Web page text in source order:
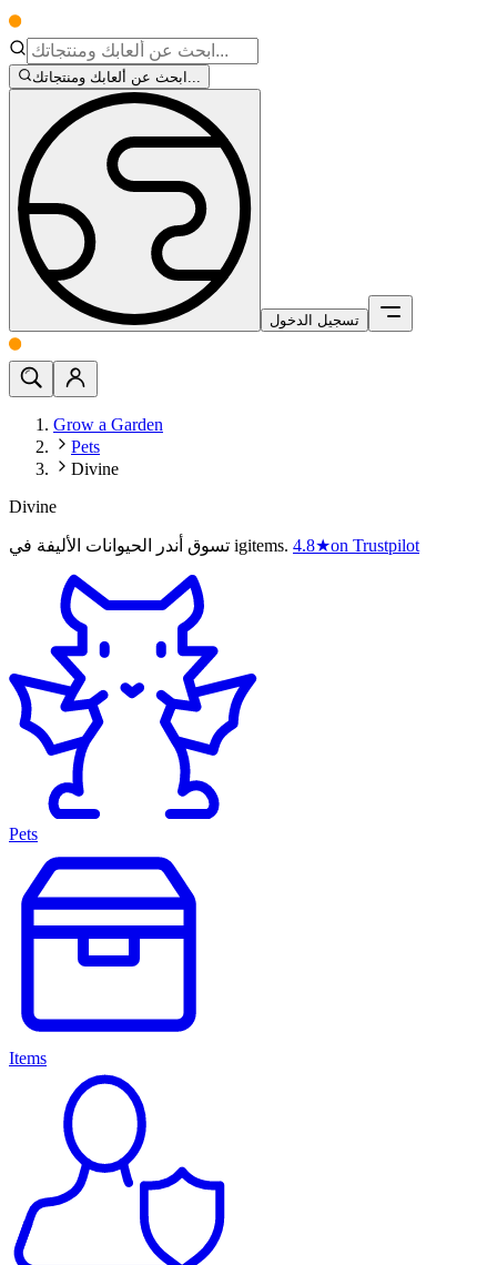
ابحث عن ألعابك ومنتجاتك...
تسجيل الدخول
Grow a Garden
Pets
Divine
Divine
تسوق أندر الحيوانات الأليفة في igitems. 4.8★on Trustpilot
Pets
Items